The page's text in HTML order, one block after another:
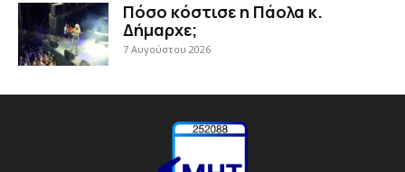
Πόσο κόστισε η Πάολα κ.
Δήμαρχε;
7 Αυγούστου 2026